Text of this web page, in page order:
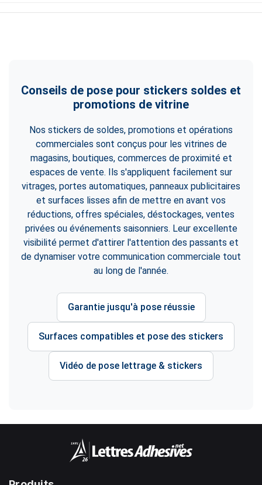
Conseils de pose pour stickers soldes et
promotions de vitrine
Nos stickers de soldes, promotions et opérations
commerciales sont conçus pour les vitrines de
magasins, boutiques, commerces de proximité et
espaces de vente. Ils s'appliquent facilement sur
vitrages, portes automatiques, panneaux publicitaires
et surfaces lisses afin de mettre en avant vos
réductions, offres spéciales, déstockages, ventes
privées ou événements saisonniers. Leur excellente
visibilité permet d'attirer l'attention des passants et
de dynamiser votre communication commerciale tout
au long de l'année.
Garantie jusqu'à pose réussie
Surfaces compatibles et pose des stickers
Vidéo de pose lettrage & stickers